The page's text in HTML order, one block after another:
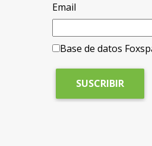
Email
Base de datos